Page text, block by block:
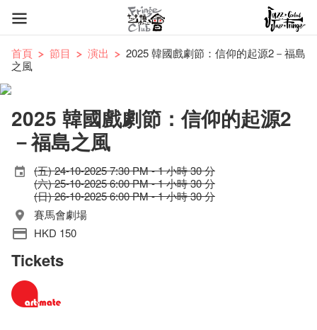
首頁 節目 演出
2025 韓國戲劇節：信仰的起源2－福島
之風
2025 韓國戲劇節：信仰的起源2
－福島之風
(五) 24-10-2025 7:30 PM - 1 小時 30 分
(六) 25-10-2025 6:00 PM - 1 小時 30 分
(日) 26-10-2025 6:00 PM - 1 小時 30 分
賽馬會劇場
HKD 150
Tickets